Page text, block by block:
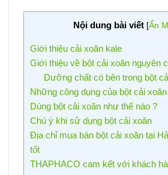
Nội dung bài viết [Ẩn
Giới thiệu cải xoăn kale
Giới thiệu về bột cải xoăn nguyên
Dưỡng chất có bên trong bột
Những công dụng của bột cải
Dùng bột cải xoăn như thế nào ?
Chú ý khi sử dụng bột cải xoăn
Địa chỉ mua bán bột cải xoăn tại
tốt
THAPHACO cam kết với khách